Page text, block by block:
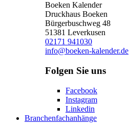
Boeken Kalender
Druckhaus Boeken
Bürgerbuschweg 48
51381 Leverkusen
02171 941030
info@boeken-kalender.de
Folgen Sie uns
Facebook
Instagram
Linkedin
Branchenfachanhänge